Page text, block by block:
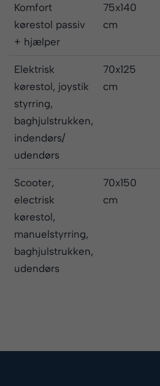
Komfort
kørestol passiv
+ hjælper
75x140
cm
Elektrisk
kørestol, joystik
styrring,
baghjulstrukken,
indendørs/
udendørs
70x125
cm
Scooter,
electrisk
kørestol,
manuelstyrring,
baghjulstrukken,
udendørs
70x150
cm